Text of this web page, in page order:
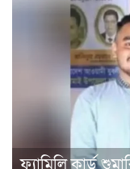
ফ্যামিলি কার্ড